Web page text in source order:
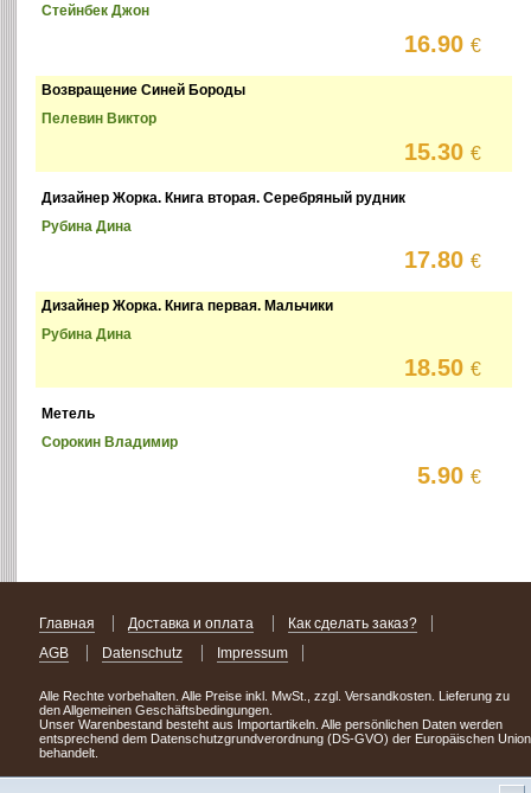
Стейнбек Джон
16.90€
Возвращение Синей Бороды
Пелевин Виктор
15.30€
Дизайнер Жорка. Книга вторая. Серебряный рудник
Рубина Дина
17.80€
Дизайнер Жорка. Книга первая. Мальчики
Рубина Дина
18.50€
Метель
Сорокин Владимир
5.90€
Главная Доставка и оплата
Как сделать заказ?
AGB
Datenschutz Impressum
Alle Rechte vorbehalten. Alle Preise inkl. MwSt., zzgl. Versandkosten. Lieferung zu
den Allgemeinen Geschäftsbedingungen.
Unser Warenbestand besteht aus Importartikeln. Alle persönlichen Daten werden
entsprechend dem Datenschutzgrundverordnung (DS-GVO) der Europäischen Union
behandelt.
Сделав заказ сегодня, уже через день или два Вы можете стать обладателем